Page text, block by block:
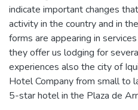
indicate important changes
activity in the country and in
forms are appearing in
they offer us lodging for
experiences also the city of
Hotel Company from small to
5-star hotel in the Plaza de